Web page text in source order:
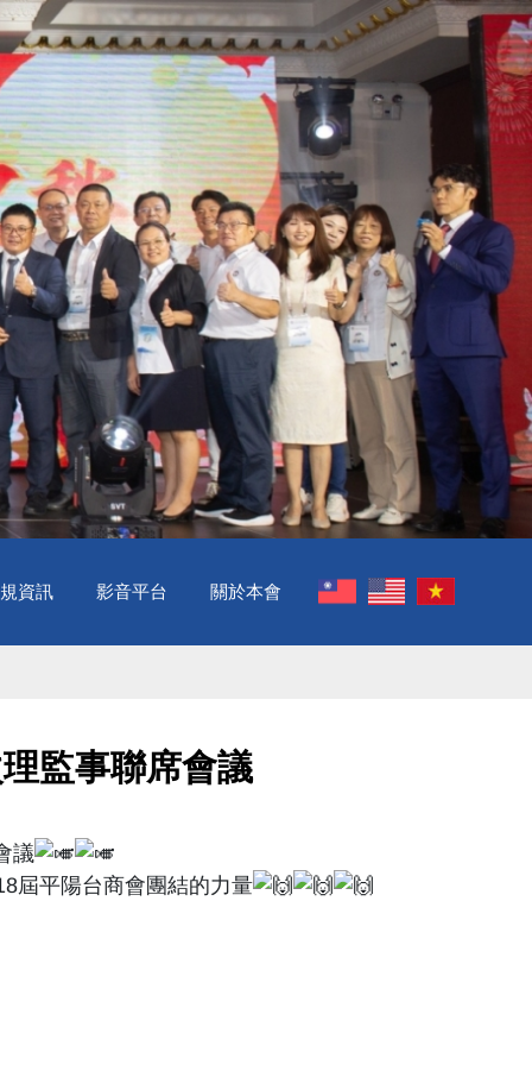
資訊 影音平台 關於本會
監事聯席會議
議
屆平陽台商會團結的力量